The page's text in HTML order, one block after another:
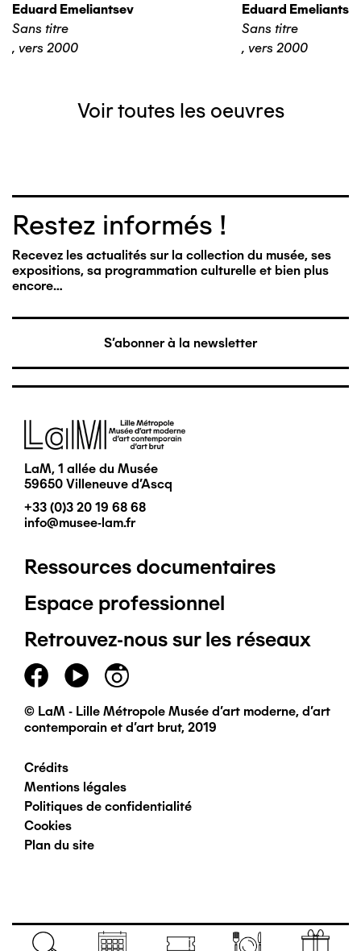
Eduard Emeliantsev
Sans titre
, vers 2000
Eduard
Sans titre
, vers 2000
Voir toutes les oeuvres
Restez informés !
Recevez les actualités sur la collection du musée, ses
expositions, sa programmation culturelle et bien plus
encore…
S'abonner à la newsletter
Image
LaM, 1 allée du Musée
59650 Villeneuve d'Ascq
+33 (0)3 20 19 68 68
info@musee-lam.fr
Pied
de
page
principal
Ressources documentaires
Espace professionnel
Retrouvez-nous sur les réseaux
© LaM - Lille Métropole Musée d'art moderne, d'art
contemporain et d'art brut, 2019
Pied
de
page
Crédits
Mentions légales
Politiques de confidentialité
Cookies
Plan du site